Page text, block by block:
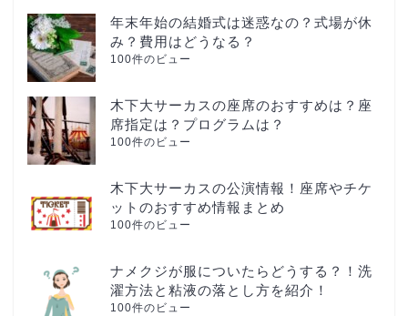
年末年始の結婚式は迷惑なの？式場が休
み？費用はどうなる？
100件のビュー
木下大サーカスの座席のおすすめは？座
席指定は？プログラムは？
100件のビュー
木下大サーカスの公演情報！座席やチケ
ットのおすすめ情報まとめ
100件のビュー
ナメクジが服についたらどうする？！洗
濯方法と粘液の落とし方を紹介！
100件のビュー